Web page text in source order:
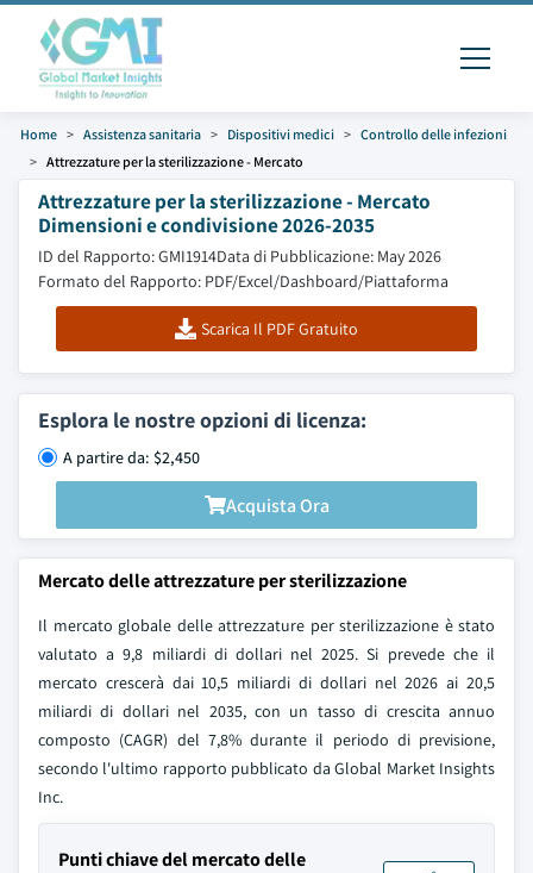
Home Assistenza sanitaria Dispositivi medici
Controllo delle infezioni
Attrezzature per la sterilizzazione - Mercato
Attrezzature per la sterilizzazione - Mercato
Dimensioni e condivisione 2026-2035
ID del Rapporto: GMI1914Data di Pubblicazione: May 2026
Formato del Rapporto: PDF/Excel/Dashboard/Piattaforma
Scarica Il PDF Gratuito
Esplora le nostre opzioni di licenza:
A partire da: $2,450
Acquista Ora
Mercato delle attrezzature per sterilizzazione
Il mercato globale delle attrezzature per sterilizzazione è stato
valutato a 9,8 miliardi di dollari nel 2025. Si prevede che il
mercato crescerà dai 10,5 miliardi di dollari nel 2026 ai 20,5
miliardi di dollari nel 2035, con un tasso di crescita annuo
composto (CAGR) del 7,8% durante il periodo di previsione,
secondo l'ultimo rapporto pubblicato da Global Market Insights
Inc.
Punti chiave del mercato delle